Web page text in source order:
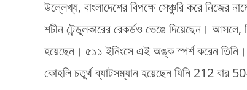
উল্লেখ্য, বাংলাদেশের বিপক্ষে সেঞ্চুরি করে নিজের
শচীন টেন্ডুলকারের রেকর্ডও ভেঙে দিয়েছেন।
হয়েছেন। ৫১১ ইনিংসে এই অঙ্ক স্পর্শ করেন
কোহলি চতুর্থ ব্যাটসম্যান হয়েছেন যিনি 212 বার